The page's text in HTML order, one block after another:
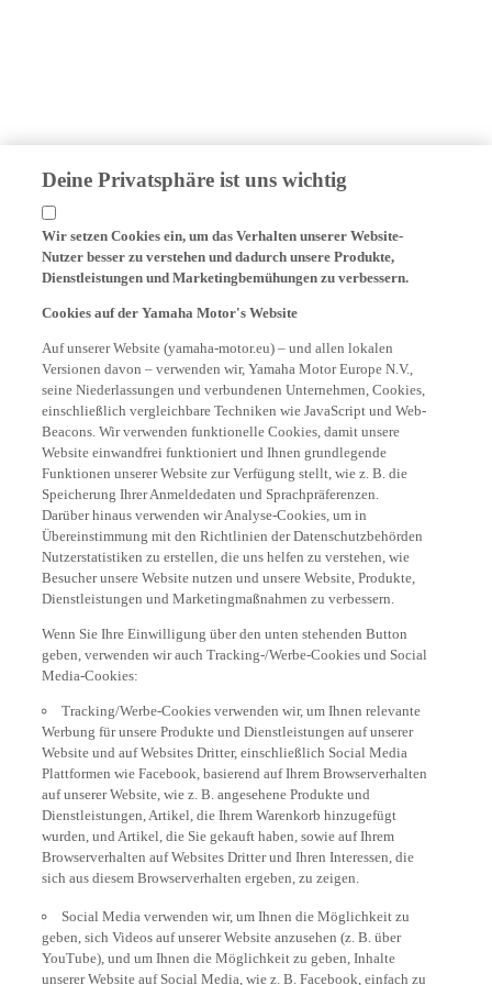
Deine Privatsphäre ist uns wichtig
Wir setzen Cookies ein, um das Verhalten unserer Website-
Nutzer besser zu verstehen und dadurch unsere Produkte,
Dienstleistungen und Marketingbemühungen zu verbessern.
Versionen davon – verwenden wir, Yamaha Motor Europe N.V.,
seine Niederlassungen und verbundenen Unternehmen, Cookies,
einschließlich vergleichbare Techniken wie JavaScript und Web-
Beacons. Wir verwenden funktionelle Cookies, damit unsere
Website einwandfrei funktioniert und Ihnen grundlegende
Funktionen unserer Website zur Verfügung stellt, wie z. B. die
Speicherung Ihrer Anmeldedaten und Sprachpräferenzen.
Darüber hinaus verwenden wir Analyse-Cookies, um in
Übereinstimmung mit den Richtlinien der Datenschutzbehörden
Nutzerstatistiken zu erstellen, die uns helfen zu verstehen, wie
Besucher unsere Website nutzen und unsere Website, Produkte,
Dienstleistungen und Marketingmaßnahmen zu verbessern.
geben, verwenden wir auch Tracking-/Werbe-Cookies und Social
Media-Cookies:
Werbung für unsere Produkte und Dienstleistungen auf unserer
Website und auf Websites Dritter, einschließlich Social Media
Plattformen wie Facebook, basierend auf Ihrem Browserverhalten
auf unserer Website, wie z. B. angesehene Produkte und
Dienstleistungen, Artikel, die Ihrem Warenkorb hinzugefügt
wurden, und Artikel, die Sie gekauft haben, sowie auf Ihrem
Browserverhalten auf Websites Dritter und Ihren Interessen, die
sich aus diesem Browserverhalten ergeben, zu zeigen.
geben, sich Videos auf unserer Website anzusehen (z. B. über
YouTube), und um Ihnen die Möglichkeit zu geben, Inhalte
unserer Website auf Social Media, wie z. B. Facebook, einfach zu